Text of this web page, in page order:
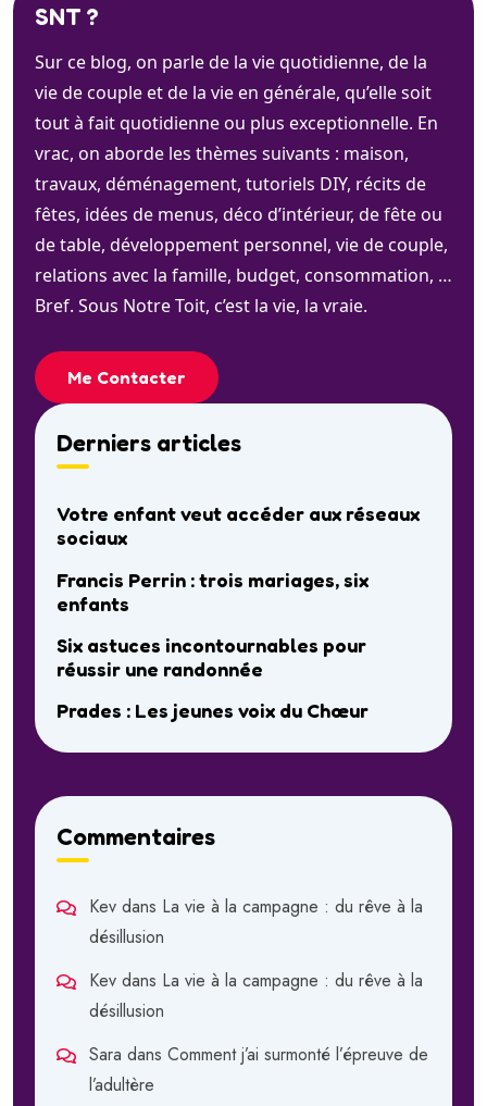
SNT ?
Sur ce blog, on parle de la vie quotidienne, de la
vie de couple et de la vie en générale, qu’elle soit
tout à fait quotidienne ou plus exceptionnelle. En
vrac, on aborde les thèmes suivants : maison,
travaux, déménagement, tutoriels DIY, récits de
fêtes, idées de menus, déco d’intérieur, de fête ou
de table, développement personnel, vie de couple,
relations avec la famille, budget, consommation, …
Bref. Sous Notre Toit, c’est la vie, la vraie.
Me Contacter
Derniers articles
Votre enfant veut accéder aux réseaux
sociaux
Francis Perrin : trois mariages, six
enfants
Six astuces incontournables pour
réussir une randonnée
Prades : Les jeunes voix du Chœur
Commentaires
Kev dans La vie à la campagne : du rêve à la
désillusion
Kev dans La vie à la campagne : du rêve à la
désillusion
Sara dans Comment j’ai surmonté l’épreuve de
l’adultère